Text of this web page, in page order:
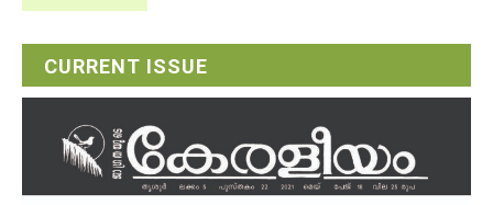
CURRENT ISSUE